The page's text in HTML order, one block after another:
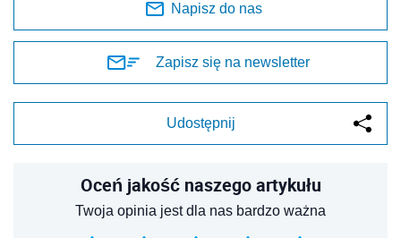
Napisz do nas
Zapisz się na newsletter
Udostępnij
Oceń jakość naszego artykułu
Twoja opinia jest dla nas bardzo ważna